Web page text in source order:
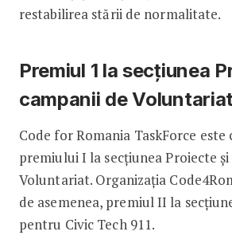
restabilirea stării de normalitate.
Premiul 1 la secțiunea
campanii de
Code for Romania TaskForce
premiului I la secțiunea Proiecte
Voluntariat. Organizația
de asemenea, premiul II la
pentru Civic Tech 911.